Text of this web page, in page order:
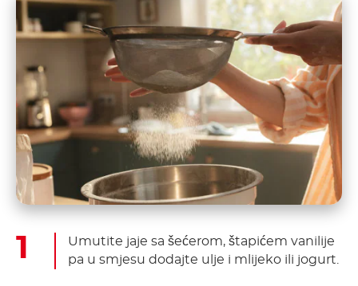
Umutite jaje sa šećerom, štapićem vanilije
pa u smjesu dodajte ulje i mlijeko ili jogurt.